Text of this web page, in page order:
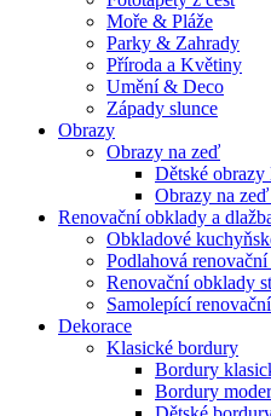
Moře & Pláže
Parky & Zahrady
Příroda a Květiny
Umění & Deco
Západy slunce
Obrazy
Obrazy na zeď
Dětské
Obrazy na zeď
Renovační obklady a
Obkladové
Podlahová
Renovační obklady
Samolepící
Dekorace
Klasické bordury
Bordury
Bordury